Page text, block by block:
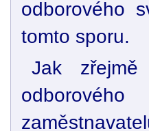
odborového
tomto sporu.
Jak